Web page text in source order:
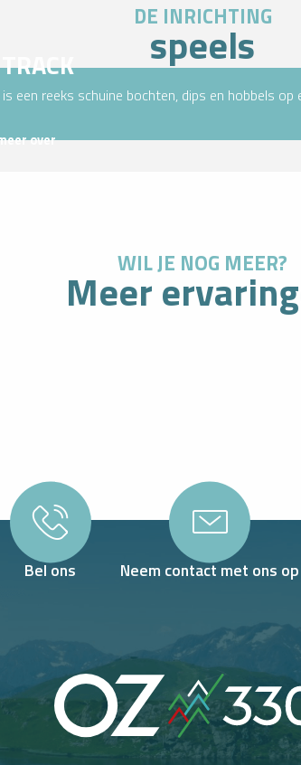
DE INRICHTING
speels
een reeks schuine bochten, dips en hobbels
over
WIL JE NOG MEER?
Meer
Bel ons Neem contact met ons op